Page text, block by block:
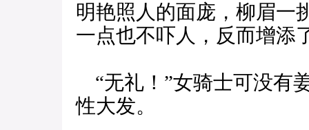
明艳照人的面庞，柳眉一
一点也不吓人，反而增添
“无礼！”女骑士可没有
性大发。